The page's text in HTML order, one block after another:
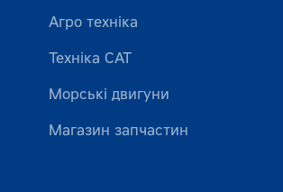
Агро техніка
Техніка CAT
Морські двигуни
Магазин запчастин